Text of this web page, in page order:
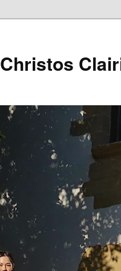
Christos